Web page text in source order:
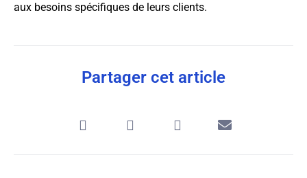
aux besoins spécifiques de leurs clients.
Partager cet article